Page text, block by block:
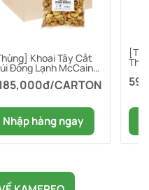
Khoai Tây Cắt
Đông Lạnh McCain
x 5 Gói CARTON
Nhập hàng ngay